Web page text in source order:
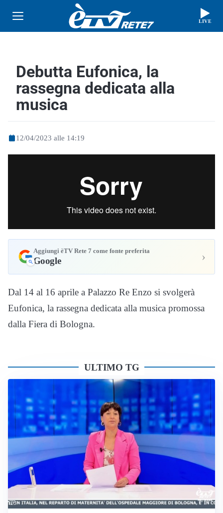
LIVE
Debutta Eufonica, la
rassegna dedicata alla
musica
12/04/2023 alle 14:19
Aggiungi èTV Rete 7 come fonte preferita
Google ›
Dal 14 al 16 aprile a Palazzo Re Enzo si svolgerà
Eufonica, la rassegna dedicata alla musica promossa
dalla Fiera di Bologna.
ULTIMO TG